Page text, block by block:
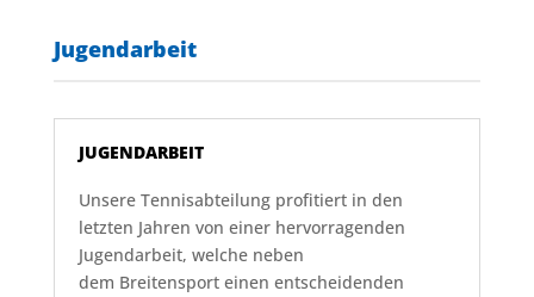
Jugendarbeit
JUGENDARBEIT
Unsere Tennisabteilung profitiert in den
letzten Jahren von einer hervorragenden
Jugendarbeit, welche neben
dem Breitensport einen entscheidenden